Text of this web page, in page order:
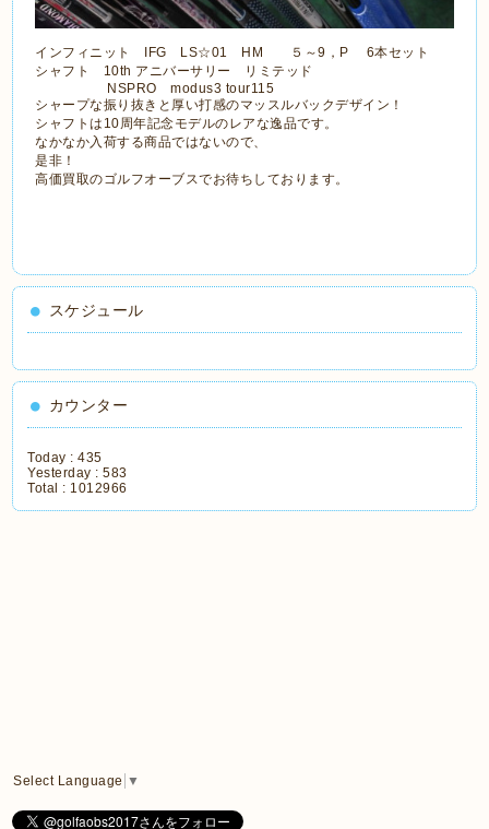
インフィニット IFG LS☆01 HM ５～9，P 6本セット
シャフト 10th アニバーサリー リミテッド
NSPRO modus3 tour115
シャープな振り抜きと厚い打感のマッスルバックデザイン！
シャフトは10周年記念モデルのレアな逸品です。
なかなか入荷する商品ではないので、
是非！
高価買取のゴルフオーブスでお待ちしております。
スケジュール
カウンター
Today :435
Yesterday :583
Total : 1012966
Select Language ▼